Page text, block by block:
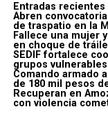
Entradas recientes
Abren
de traspatio en la
Fallece una mujer
en choque de
SEDIF fortalece
grupos vulnerables
Comando armado
de 180 mil pesos
Recuperan en
con violencia